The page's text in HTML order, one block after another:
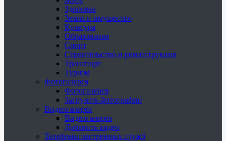
Здоровье
Земля и имущество
Культура
Образование
Спорт
Строительство и реконструкция
Транспорт
Туризм
Фотогалерея
Фотогалерея
Загрузить фотографии
Видеогалерея
Видеогалерея
Добавить видео
Телефоны экстренных служб